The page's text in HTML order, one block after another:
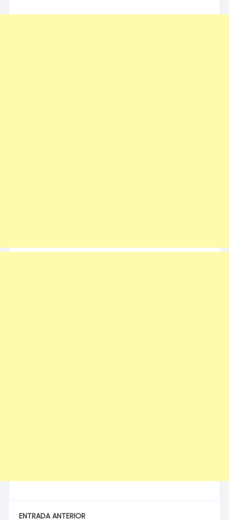
ENTRADA ANTERIOR